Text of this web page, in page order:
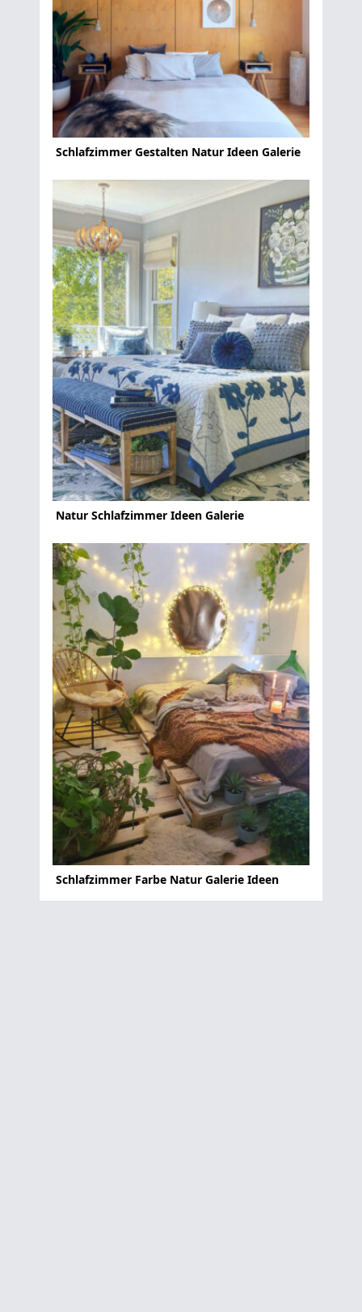
Schlafzimmer Gestalten Natur Ideen Galerie
Natur Schlafzimmer Ideen Galerie
Schlafzimmer Farbe Natur Galerie Ideen